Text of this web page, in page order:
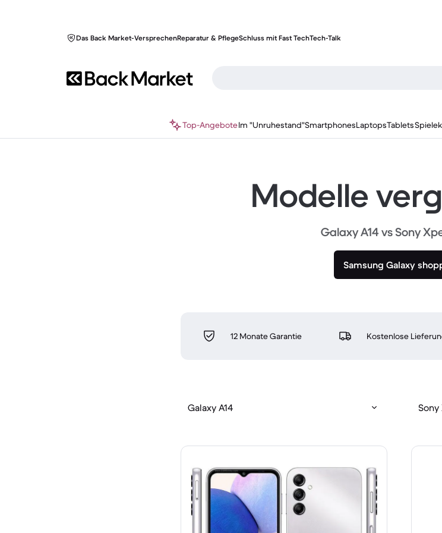
Das Back Market-VersprechenReparatur & PflegeSchluss mit Fast TechTech-Talk
Top-AngeboteIm "Unruhestand"SmartphonesLaptopsTablets
Modelle
Galaxy A14 vs Sony
Samsung Galaxy
12 Monate Garantie Kostenlose
Galaxy A14 Sony